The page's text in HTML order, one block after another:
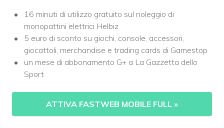
16 minuti di utilizzo gratuito sul noleggio di
monopattini elettrici Helbiz
5 euro di sconto su giochi, console, accessori,
giocattoli, merchandise e trading cards di Gamestop
un mese di abbonamento G+ a La Gazzetta dello
Sport
ATTIVA FASTWEB MOBILE FULL »